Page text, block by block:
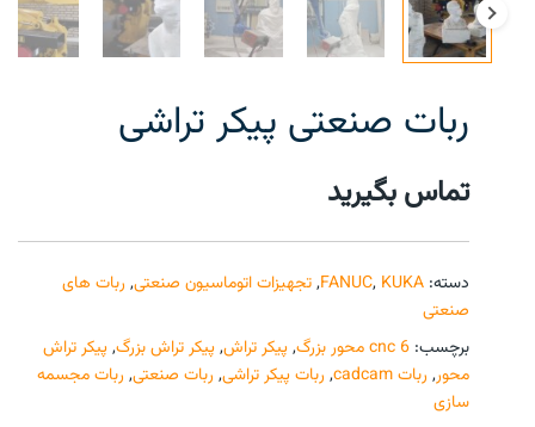
ربات صنعتی پیکر تراشی
تماس بگیرید
دسته: FANUC, KUKA
,تجهیزات اتوماسیون صنعتی, ربات های
صنعتی
برچسب: cnc 6 محور بزرگ ,پیکر تراش,پیکر تراش بزرگ,پیکر تراش
محور, ربات cadcam , ربات پیکر تراشی, ربات صنعتی, ربات مجسمه
سازی